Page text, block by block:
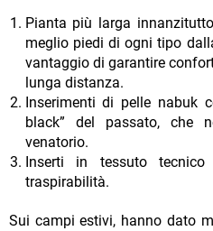
Pianta più larga
meglio piedi di ogni tipo
vantaggio di garantire
lunga distanza.
Inserimenti di pelle nabuk
black” del passato, che
venatorio.
Inserti in tessuto
traspirabilità.
Sui campi estivi, hanno dato